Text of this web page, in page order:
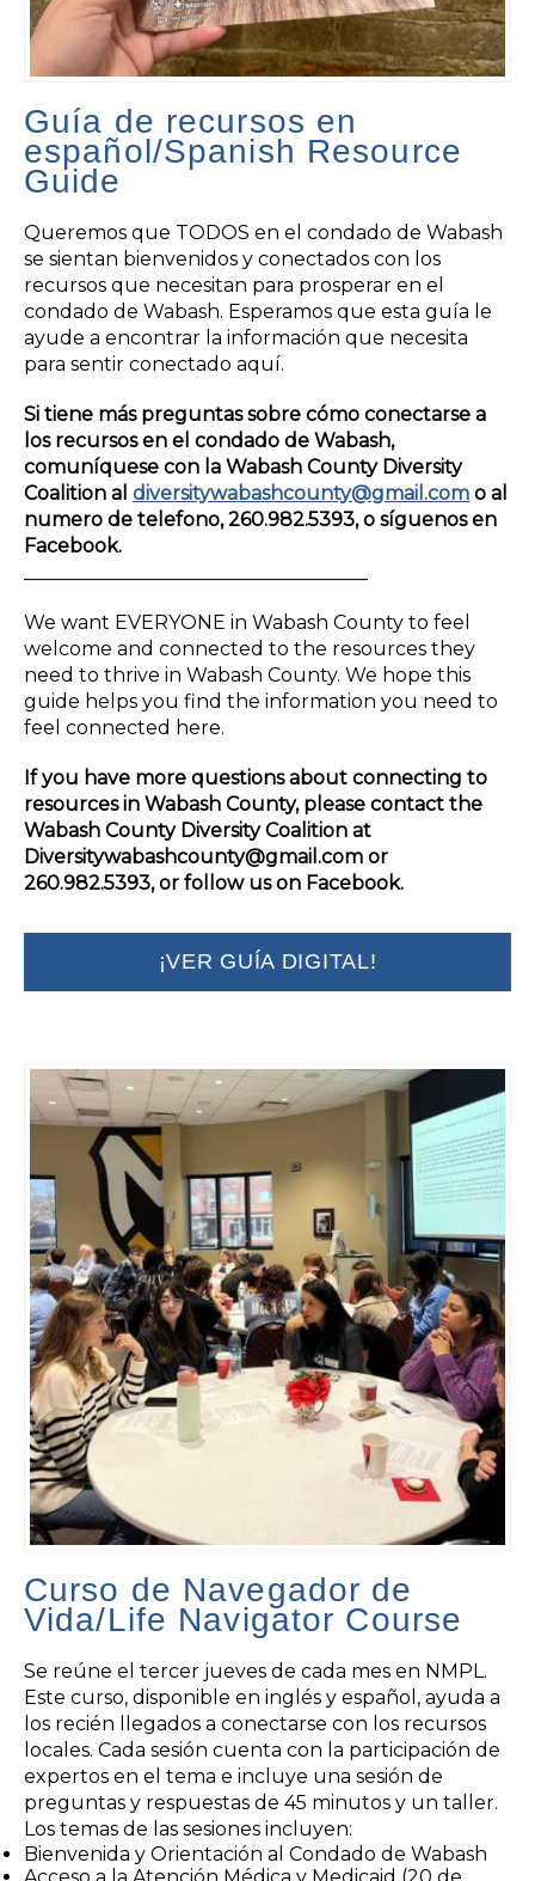
Guía de recursos en
español/Spanish Resource
Guide
Queremos que TODOS en el condado de Wabash
se sientan bienvenidos y conectados con los
recursos que necesitan para prosperar en el
condado de Wabash. Esperamos que esta guía le
ayude a encontrar la información que necesita
para sentir conectado aquí.
Si tiene más preguntas sobre cómo conectarse a
los recursos en el condado de Wabash,
comuníquese con la Wabash County Diversity
Coalition al diversitywabashcounty@gmail.com o al
numero de telefono, 260.982.5393, o síguenos en
Facebook.
We want EVERYONE in Wabash County to feel
welcome and connected to the resources they
need to thrive in Wabash County. We hope this
guide helps you find the information you need to
feel connected here.
If you have more questions about connecting to
resources in Wabash County, please contact the
Wabash County Diversity Coalition at
Diversitywabashcounty@gmail.com or
260.982.5393, or follow us on Facebook.
¡VER GUÍA DIGITAL!
Curso de Navegador de
Vida/Life Navigator Course
Se reúne el tercer jueves de cada mes en NMPL.
Este curso, disponible en inglés y español, ayuda a
los recién llegados a conectarse con los recursos
locales. Cada sesión cuenta con la participación de
expertos en el tema e incluye una sesión de
preguntas y respuestas de 45 minutos y un taller.
Los temas de las sesiones incluyen:
Bienvenida y Orientación al Condado de Wabash